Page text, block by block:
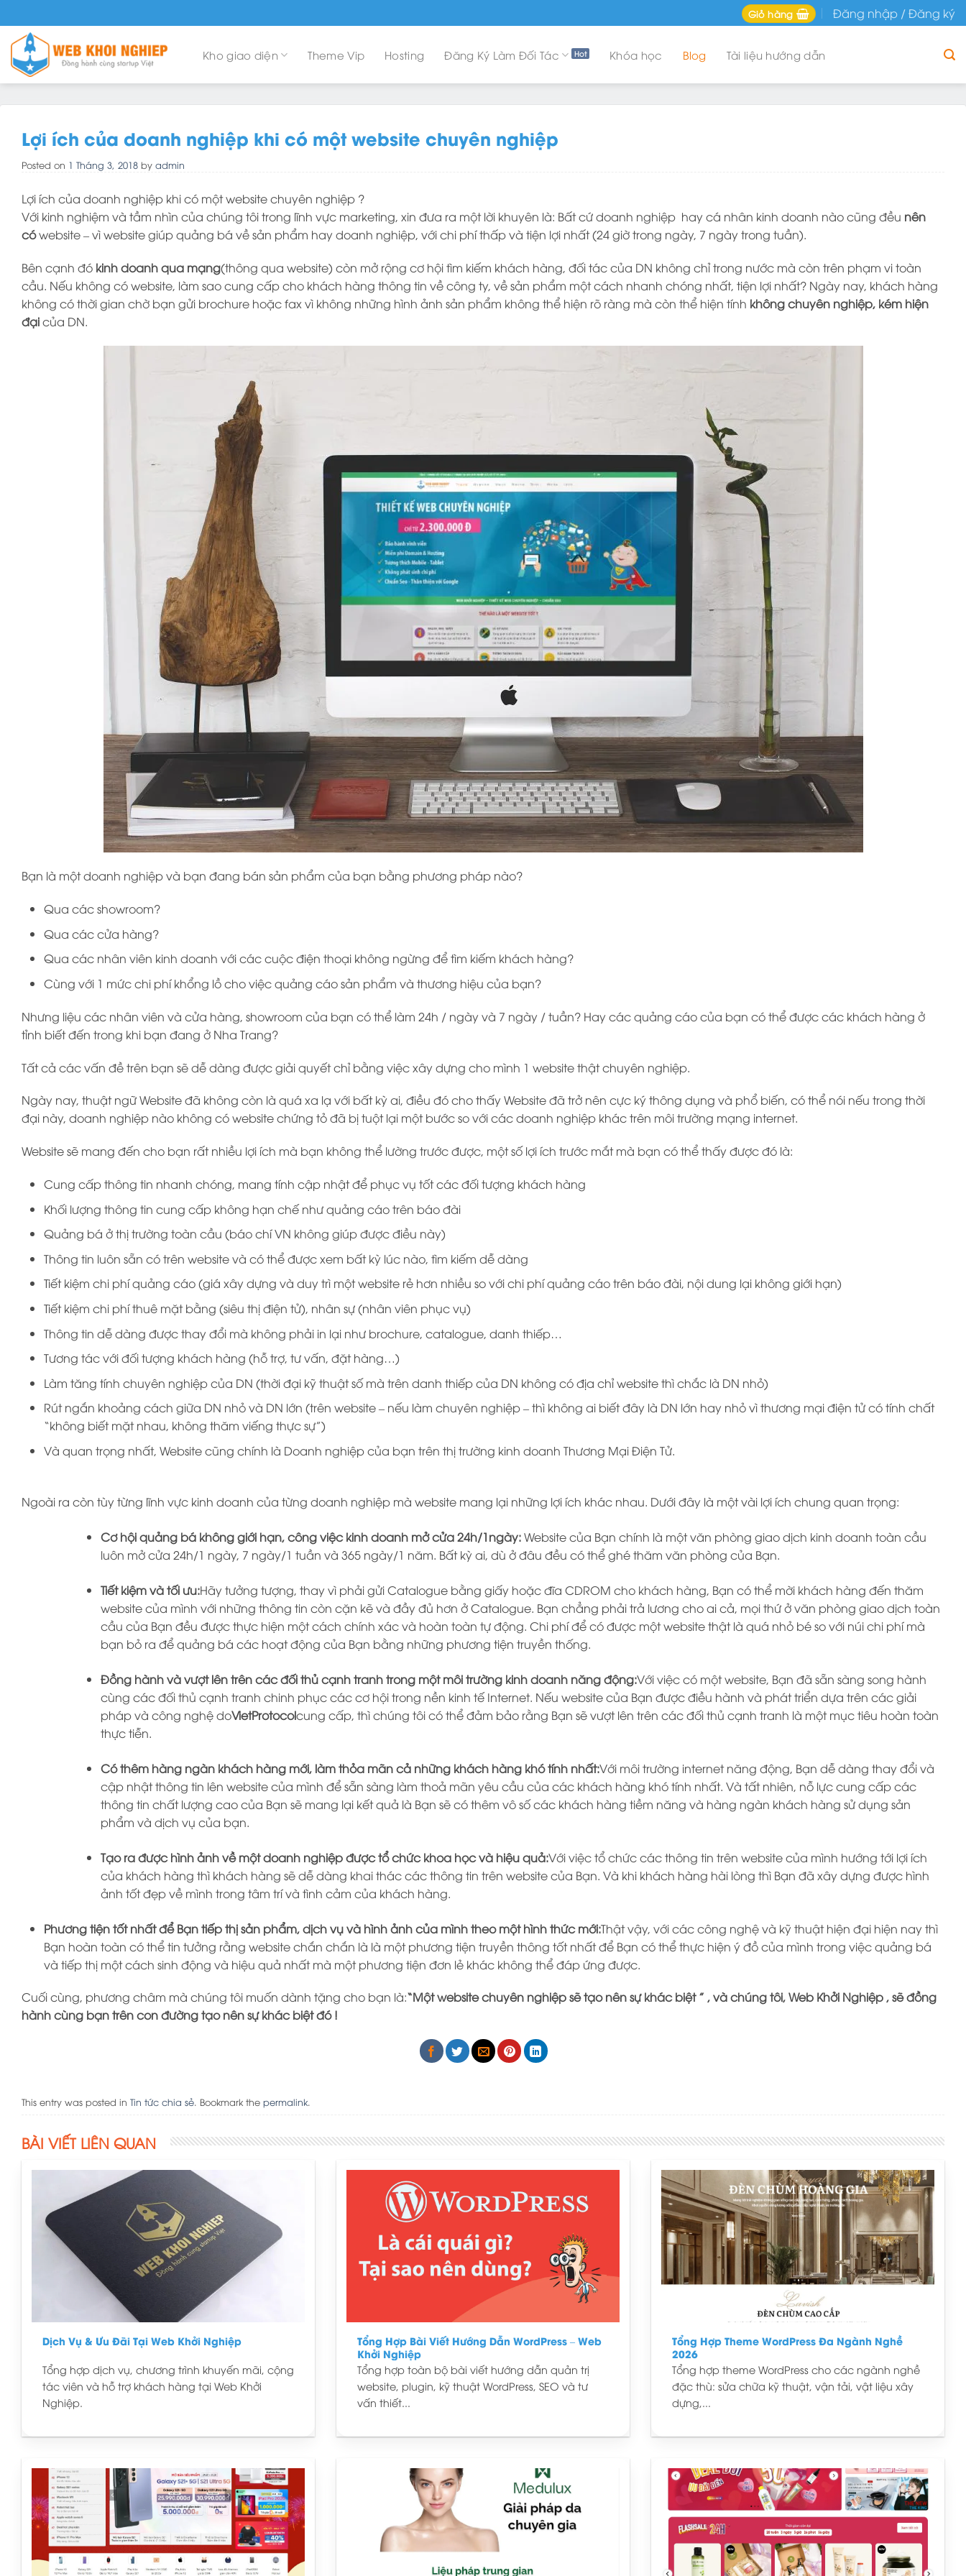
to
content
Giỏ hàng Đăng nhập / Đăng ký
Kho giao diện Theme Vip Hosting Đăng Ký Làm Đối Tác Khóa học Blog Tài liệu hướng dẫn
Lợi ích của doanh nghiệp khi có một website chuyên nghiệp
Posted on 1 Tháng 3, 2018 by admin
Lợi ích của doanh nghiệp khi có một website chuyên nghiệp ?
Với kinh nghiệm và tầm nhìn của chúng tôi trong lĩnh vực marketing, xin đưa ra một lời khuyên là: Bất cứ doanh nghiệp hay cá nhân kinh doanh nào cũng đều nên
cówebsite – vì website giúp quảng bá về sản phẩm hay doanh nghiệp, với chi phí thấp và tiện lợi nhất (24 giờ trong ngày, 7 ngày trong tuần).
Bên cạnh đó kinh doanh qua mạng(thông qua website) còn mở rộng cơ hội tìm kiếm khách hàng, đối tác của DN không chỉ trong nước mà còn trên phạm vi toàn
cầu. Nếu không có website, làm sao cung cấp cho khách hàng thông tin về công ty, về sản phẩm một cách nhanh chóng nhất, tiện lợi nhất? Ngày nay, khách hàng
không có thời gian chờ bạn gửi brochure hoặc fax vì không những hình ảnh sản phẩm không thể hiện rõ ràng mà còn thể hiện tính không chuyên nghiệp, kém hiện
đạicủa DN.
Bạn là một doanh nghiệp và bạn đang bán sản phẩm của bạn bằng phương pháp nào?
Qua các showroom?
Qua các cửa hàng?
Qua các nhân viên kinh doanh với các cuộc điện thoại không ngừng để tìm kiếm khách hàng?
Cùng với 1 mức chi phí khổng lồ cho việc quảng cáo sản phẩm và thương hiệu của bạn?
Nhưng liệu các nhân viên và cửa hàng, showroom của bạn có thể làm 24h / ngày và 7 ngày / tuần? Hay các quảng cáo của bạn có thể được các khách hàng ở
tỉnh biết đến trong khi bạn đang ở Nha Trang?
Tất cả các vấn đề trên bạn sẽ dễ dàng được giải quyết chỉ bằng việc xây dựng cho mình 1 website thật chuyên nghiệp.
Ngày nay, thuật ngữ Website đã không còn là quá xa lạ với bất kỳ ai, điều đó cho thấy Website đã trở nên cực ký thông dụng và phổ biến, có thể nói nếu trong thời
đại này, doanh nghiệp nào không có website chứng tỏ đã bị tuột lại một bước so với các doanh nghiệp khác trên môi trường mạng internet.
Website sẽ mang đến cho bạn rất nhiều lợi ích mà bạn không thể lường trước được, một số lợi ích trước mắt mà bạn có thể thấy được đó là:
Cung cấp thông tin nhanh chóng, mang tính cập nhật để phục vụ tốt các đối tượng khách hàng
Khối lượng thông tin cung cấp không hạn chế như quảng cáo trên báo đài
Quảng bá ở thị trường toàn cầu (báo chí VN không giúp được điều này)
Thông tin luôn sẵn có trên website và có thể được xem bất kỳ lúc nào, tìm kiếm dễ dàng
Tiết kiệm chi phí quảng cáo (giá xây dựng và duy trì một website rẻ hơn nhiều so với chi phí quảng cáo trên báo đài, nội dung lại không giới hạn)
Tiết kiệm chi phí thuê mặt bằng (siêu thị điện tử), nhân sự (nhân viên phục vụ)
Thông tin dễ dàng được thay đổi mà không phải in lại như brochure, catalogue, danh thiếp…
Tương tác với đối tượng khách hàng (hỗ trợ, tư vấn, đặt hàng…)
Làm tăng tính chuyên nghiệp của DN (thời đại kỹ thuật số mà trên danh thiếp của DN không có địa chỉ website thì chắc là DN nhỏ)
Rút ngắn khoảng cách giữa DN nhỏ và DN lớn (trên website – nếu làm chuyên nghiệp – thì không ai biết đây là DN lớn hay nhỏ vì thương mại điện tử có tính chất
“không biết mặt nhau, không thăm viếng thực sự”)
Và quan trọng nhất, Website cũng chính là Doanh nghiệp của bạn trên thị trường kinh doanh Thương Mại Điện Tử.
Ngoài ra còn tùy từng lĩnh vực kinh doanh của từng doanh nghiệp mà website mang lại những lợi ích khác nhau. Dưới đây là một vài lợi ích chung quan trọng:
Cơ hội quảng bá không giới hạn, công việc kinh doanh mở cửa 24h/1ngày:Website của Bạn chính là một văn phòng giao dịch kinh doanh toàn cầu
luôn mở cửa 24h/1 ngày, 7 ngày/1 tuần và 365 ngày/1 năm. Bất kỳ ai, dù ở đâu đều có thể ghé thăm văn phòng của Bạn.
Tiết kiệm và tối ưu:Hãy tưởng tượng, thay vì phải gửi Catalogue bằng giấy hoặc đĩa CDROM cho khách hàng, Bạn có thể mời khách hàng đến thăm
website của mình với những thông tin còn cặn kẽ và đầy đủ hơn ở Catalogue. Bạn chẳng phải trả lương cho ai cả, mọi thứ ở văn phòng giao dịch toàn
cầu của Bạn đều được thực hiện một cách chính xác và hoàn toàn tự động. Chi phí để có được một website thật là quá nhỏ bé so với núi chi phí mà
bạn bỏ ra để quảng bá các hoạt động của Bạn bằng những phương tiện truyền thống.
Đồng hành và vượt lên trên các đối thủ cạnh tranh trong một môi trường kinh doanh năng động:Với việc có một website, Bạn đã sẵn sàng song hành
cùng các đối thủ cạnh tranh chinh phục các cơ hội trong nền kinh tế Internet. Nếu website của Bạn được điều hành và phát triển dựa trên các giải
pháp và công nghệ doVietProtocolcung cấp, thì chúng tôi có thể đảm bảo rằng Bạn sẽ vượt lên trên các đối thủ cạnh tranh là một mục tiêu hoàn toàn
thực tiễn.
Có thêm hàng ngàn khách hàng mới, làm thỏa mãn cả những khách hàng khó tính nhất:Với môi trường internet năng động, Bạn dễ dàng thay đổi và
cập nhật thông tin lên website của mình để sẵn sàng làm thoả mãn yêu cầu của các khách hàng khó tính nhất. Và tất nhiên, nỗ lực cung cấp các
thông tin chất lượng cao của Bạn sẽ mang lại kết quả là Bạn sẽ có thêm vô số các khách hàng tiềm năng và hàng ngàn khách hàng sử dụng sản
phẩm và dịch vụ của bạn.
Tạo ra được hình ảnh về một doanh nghiệp được tổ chức khoa học và hiệu quả:Với việc tổ chức các thông tin trên website của mình hướng tới lợi ích
của khách hàng thì khách hàng sẽ dễ dàng khai thác các thông tin trên website của Bạn. Và khi khách hàng hài lòng thì Bạn đã xây dựng được hình
ảnh tốt đẹp về mình trong tâm trí và tình cảm của khách hàng.
Phương tiện tốt nhất để Bạn tiếp thị sản phẩm, dịch vụ và hình ảnh của mình theo một hình thức mới:Thật vậy, với các công nghệ và kỹ thuật hiện đại hiện nay thì
Bạn hoàn toàn có thể tin tưởng rằng website chắn chắn là là một phương tiện truyền thông tốt nhất để Bạn có thể thực hiện ý đồ của mình trong việc quảng bá
và tiếp thị một cách sinh động và hiệu quả nhất mà một phương tiện đơn lẻ khác không thể đáp ứng được.
Cuối cùng, phương châm mà chúng tôi muốn dành tặng cho bạn là:“Một website chuyên nghiệp sẽ tạo nên sự khác biệt ” , và chúng tôi, Web Khởi Nghiệp , sẽ đồng
hành cùng bạn trên con đường tạo nên sự khác biệt đó !
This entry was posted in Tin tức chia sẻ. Bookmark the permalink.
BÀI VIẾT LIÊN QUAN
Dịch Vụ & Ưu Đãi Tại Web Khởi Nghiệp
Tổng hợp dịch vụ, chương trình khuyến mãi, cộng
tác viên và hỗ trợ khách hàng tại Web Khởi
Nghiệp.
Tổng Hợp Bài Viết Hướng Dẫn WordPress – Web
Khởi Nghiệp
Tổng hợp toàn bộ bài viết hướng dẫn quản trị
website, plugin, kỹ thuật WordPress, SEO và tư
vấn thiết...
Tổng Hợp Theme WordPress Đa Ngành Nghề
2026
Tổng hợp theme WordPress cho các ngành nghề
đặc thù: sửa chữa kỹ thuật, vận tải, vật liệu xây
dựng,...